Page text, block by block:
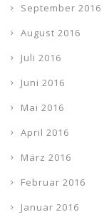
September 2016
August 2016
Juli 2016
Juni 2016
Mai 2016
April 2016
März 2016
Februar 2016
Januar 2016